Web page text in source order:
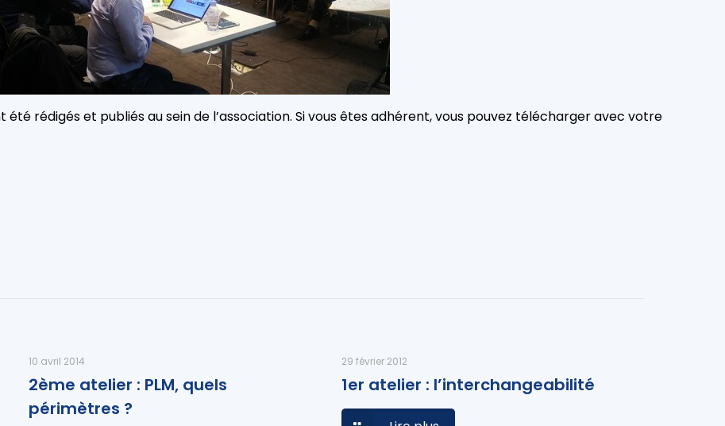
rédigés et publiés au sein de l’association. Si vous êtes adhérent, vous pouvez télécharger avec votre
10 avril 2014
2ème atelier : PLM, quels
périmètres ?
29 février 2012
1er atelier : l’interchangeabilité